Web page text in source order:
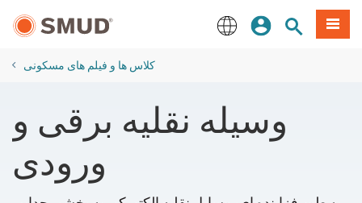
اصلی
ورودسایتمنو
کلاس ها و فیلم های مسکونی
وسیله نقلیه برقی و
ورودی